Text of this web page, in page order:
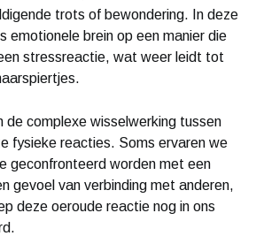
trots of bewondering. In deze
emotionele brein op een manier die
stressreactie, wat weer leidt tot
de complexe wisselwerking tussen
fysieke reacties. Soms ervaren we
geconfronteerd worden met een
gevoel van verbinding met anderen,
deze oeroude reactie nog in ons